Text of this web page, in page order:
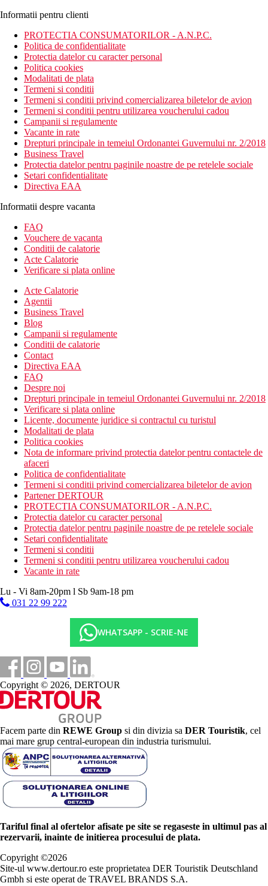
Informatii pentru clienti
PROTECTIA CONSUMATORILOR - A.N.P.C.
Politica de confidentialitate
Protectia datelor cu caracter personal
Politica cookies
Modalitati de plata
Termeni si conditii
Termeni si conditii privind comercializarea biletelor de avion
Termeni si conditii pentru utilizarea voucherului cadou
Campanii si regulamente
Vacante in rate
Drepturi principale in temeiul Ordonantei Guvernului nr. 2/2018
Business Travel
Protectia datelor pentru paginile noastre de pe retelele sociale
Setari confidentialitate
Directiva EAA
Informatii despre vacanta
FAQ
Vouchere de vacanta
Conditii de calatorie
Acte Calatorie
Verificare si plata online
Acte Calatorie
Agentii
Business Travel
Blog
Campanii si regulamente
Conditii de calatorie
Contact
Directiva EAA
FAQ
Despre noi
Drepturi principale in temeiul Ordonantei Guvernului nr. 2/2018
Verificare si plata online
Licente, documente juridice si contractul cu turistul
Modalitati de plata
Politica cookies
Nota de informare privind protectia datelor pentru contactele de
afaceri
Politica de confidentialitate
Termeni si conditii privind comercializarea biletelor de avion
Partener DERTOUR
PROTECTIA CONSUMATORILOR - A.N.P.C.
Protectia datelor cu caracter personal
Protectia datelor pentru paginile noastre de pe retelele sociale
Setari confidentialitate
Termeni si conditii
Termeni si conditii pentru utilizarea voucherului cadou
Vacante in rate
Lu - Vi 8am-20pm l Sb 9am-18 pm
031 22 99 222
WHATSAPP - SCRIE-NE
Copyright © 2026, DERTOUR
Facem parte din REWE Group si din divizia sa DER Touristik, cel
mai mare grup central-european din industria turismului.
Tariful final al ofertelor afisate pe site se regaseste in ultimul pas al
rezervarii, inainte de initierea procesului de plata.
Copyright ©2026
Site-ul www.dertour.ro este proprietatea DER Touristik Deutschland
Gmbh si este operat de TRAVEL BRANDS S.A.